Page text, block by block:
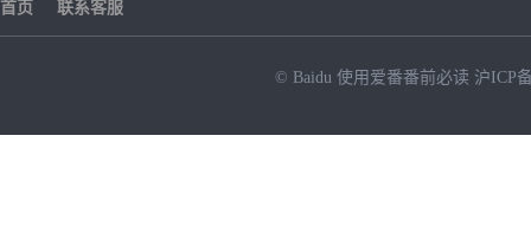
首页 联系客服
© Baidu 使用爱番番前必读 沪ICP